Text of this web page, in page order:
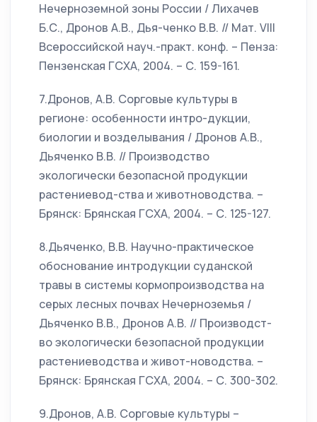
Нечерноземной зоны России / Лихачев
Б.С., Дронов А.В., Дья-ченко В.В. // Мат. VIII
Всероссийской науч.-практ. конф. – Пенза:
Пензенская ГСХА, 2004. – С. 159-161.
7.Дронов, А.В. Сорговые культуры в
регионе: особенности интро-дукции,
биологии и возделывания / Дронов А.В.,
Дьяченко В.В. // Производство
экологически безопасной продукции
растениевод-ства и животноводства. –
Брянск: Брянская ГСХА, 2004. – С. 125-127.
8.Дьяченко, В.В. Научно-практическое
обоснование интродукции суданской
травы в системы кормопроизводства на
серых лесных почвах Нечерноземья /
Дьяченко В.В., Дронов А.В. // Производст-
во экологически безопасной продукции
растениеводства и живот-новодства. –
Брянск: Брянская ГСХА, 2004. – С. 300-302.
9.Дронов, А.В. Сорговые культуры –